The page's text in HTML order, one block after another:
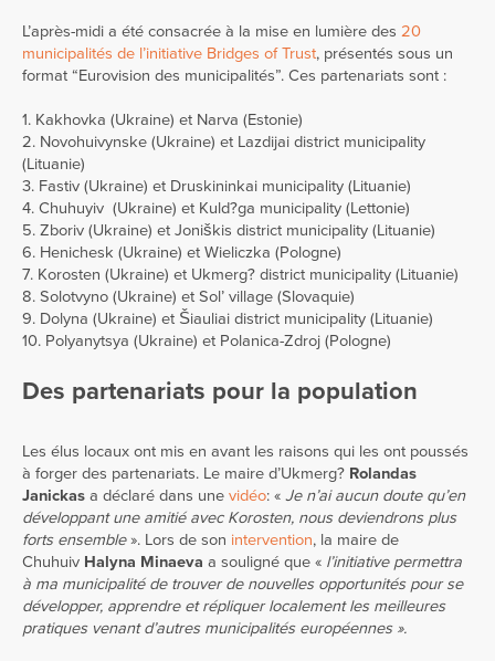
L’après-midi a été consacrée à la mise en lumière des 20
municipalités de l’initiative Bridges of Trust, présentés sous un
format “Eurovision des municipalités”. Ces partenariats sont :
1. Kakhovka (Ukraine) et Narva (Estonie)
2. Novohuivynske (Ukraine) et Lazdijai district municipality
(Lituanie)
3. Fastiv (Ukraine) et Druskininkai municipality (Lituanie)
4. Chuhuyiv (Ukraine) et Kuld?ga municipality (Lettonie)
5. Zboriv (Ukraine) et Joniškis district municipality (Lituanie)
6. Henichesk (Ukraine) et Wieliczka (Pologne)
7. Korosten (Ukraine) et Ukmerg? district municipality (Lituanie)
8. Solotvyno (Ukraine) et Sol’ village (Slovaquie)
9. Dolyna (Ukraine) et Šiauliai district municipality (Lituanie)
10. Polyanytsya (Ukraine) et Polanica-Zdroj (Pologne)
Des partenariats pour la population
Les élus locaux ont mis en avant les raisons qui les ont poussés
à forger des partenariats. Le maire d’Ukmerg? Rolandas
Janickas a déclaré dans une vidéo: « Je n’ai aucun doute qu’en
développant une amitié avec Korosten, nous deviendrons plus
forts ensemble». Lors de son intervention, la maire de
Chuhuiv Halyna Minaeva a souligné que « l’initiative permettra
à ma municipalité de trouver de nouvelles opportunités pour se
développer, apprendre et répliquer localement les meilleures
pratiques venant d’autres municipalités européennes ».